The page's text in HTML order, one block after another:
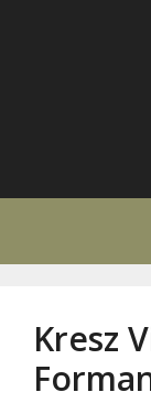
Kresz